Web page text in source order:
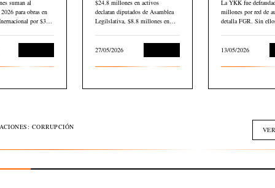
Y
suman al
para obras en
por $30,2
HACIENDA
$24.8 millones en activos
declaran diputados de Asamblea
Legilslativa, $8.8 millones en
27/05/2026
La YKK fue
millones por red de
detalla FGR. Sin
13/05/2026
CORRUPCIÓN